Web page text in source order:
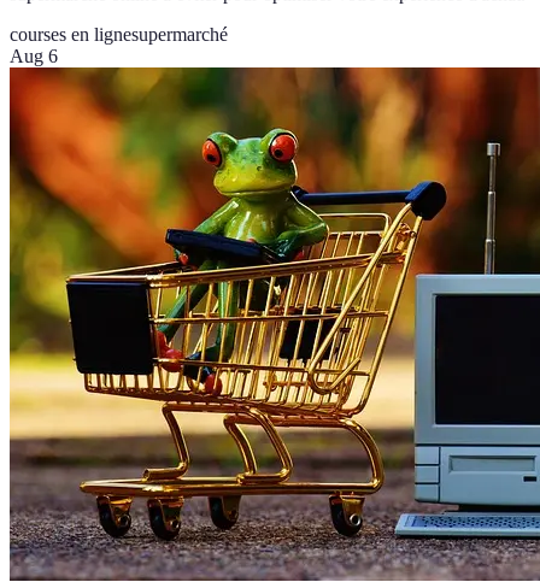
courses en lignesupermarché
Aug 6